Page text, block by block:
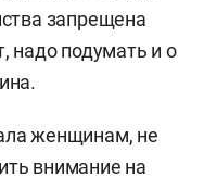
запрещена
надо подумать и о
женщинам, не
внимание на